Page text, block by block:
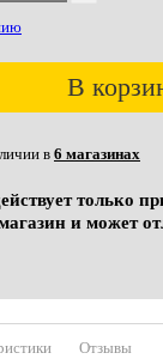
В
в6 магазинах
только
и может
Отзывы